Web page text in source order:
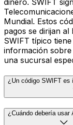
Mundial. Estos
pagos se dirijan
SWIFT típico
información
una sucursal
¿Un código SWIFT es
¿Cuándo debería usar